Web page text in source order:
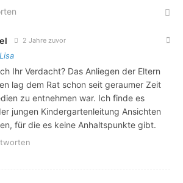
2 Jahre zuvor
Lisa
Ihr Verdacht? Das Anliegen der Eltern
lag dem Rat schon seit geraumer Zeit
zu entnehmen war. Ich finde es
jungen Kindergartenleitung Ansichten
für die es keine Anhaltspunkte gibt.